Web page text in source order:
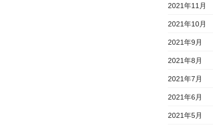
2021年11月
2021年10月
2021年9月
2021年8月
2021年7月
2021年6月
2021年5月